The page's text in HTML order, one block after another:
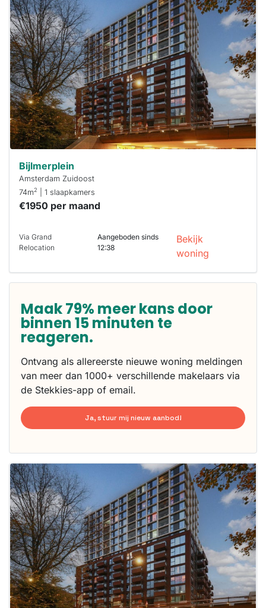
Deze woning
is
waarschijnlijk
al verhuurd
Om kans te
maken moet je
binnen 15
minuten
reageren.
Stekkies helpt
je hierbij!
Bijlmerplein
Amsterdam Zuidoost
74m2 | 1 slaapkamers
€1950 per maand
Via Grand
Relocation
Aangeboden sinds
12:38
Bekijk
woning
Maak 79% meer kans door
binnen 15 minuten te
reageren.
Ontvang als allereerste nieuwe woning meldingen
van meer dan 1000+ verschillende makelaars via
de Stekkies-app of email.
Ja, stuur mij nieuw aanbod!
Deze woning
is
waarschijnlijk
al verhuurd
Om kans te
maken moet je
binnen 15
minuten
reageren.
Stekkies helpt
je hierbij!